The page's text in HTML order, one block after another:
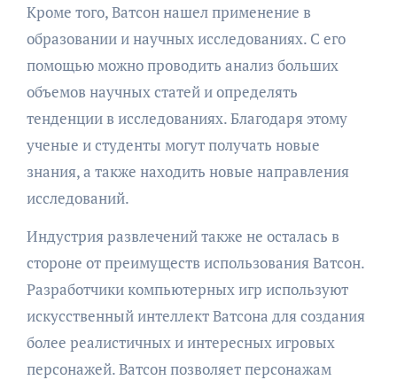
Кроме того, Ватсон нашел применение в
образовании и научных исследованиях. С его
помощью можно проводить анализ больших
объемов научных статей и определять
тенденции в исследованиях. Благодаря этому
ученые и студенты могут получать новые
знания, а также находить новые направления
исследований.
Индустрия развлечений также не осталась в
стороне от преимуществ использования Ватсон.
Разработчики компьютерных игр используют
искусственный интеллект Ватсона для создания
более реалистичных и интересных игровых
персонажей. Ватсон позволяет персонажам